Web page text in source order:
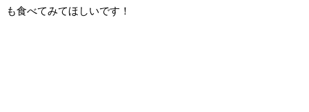
も食べてみてほしいです！